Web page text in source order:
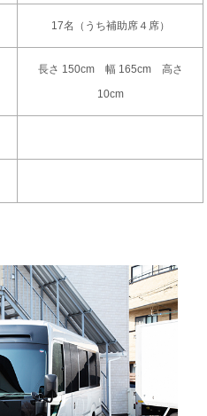
17名（うち補助席４席）
長さ 150cm 幅 165cm 高さ
10cm